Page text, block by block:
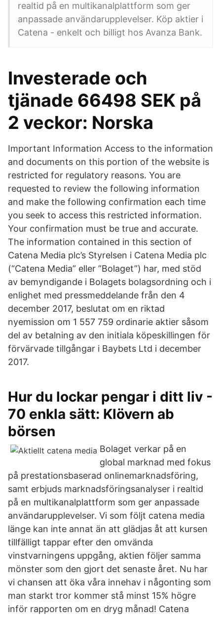
realtid på en multikanalplattform som ger
anpassade användarupplevelser. Köp aktier i
Catena - enkelt och billigt hos Avanza Bank.
Investerade och
tjänade 66498 SEK på
2 veckor: Norska
Important Information Access to the information
and documents on this portion of the website is
restricted for regulatory reasons. You are
requested to review the following information
and make the following confirmation each time
you seek to access this restricted information.
Your confirmation must be true and accurate.
The information contained in this section of
Catena Media plc’s Styrelsen i Catena Media plc
(“Catena Media” eller ”Bolaget”) har, med stöd
av bemyndigande i Bolagets bolagsordning och i
enlighet med pressmeddelande från den 4
december 2017, beslutat om en riktad
nyemission om 1 557 759 ordinarie aktier såsom
del av betalning av den initiala köpeskillingen för
förvärvade tillgångar i Baybets Ltd i december
2017.
Hur du lockar pengar i ditt liv -
70 enkla sätt: Klövern ab
börsen
Bolaget verkar på en
global marknad med fokus
på prestationsbaserad onlinemarknadsföring,
samt erbjuds marknadsföringsanalyser i realtid
på en multikanalplattform som ger anpassade
användarupplevelser. Vi som följt catena media
länge kan inte annat än att glädjas åt att kursen
tillfälligt tappar efter den omvända
vinstvarningens uppgång, aktien följer samma
mönster som den gjort det senaste året. Nu har
vi chansen att öka våra innehav i någonting som
man starkt tror kommer stå minst 15% högre
inför rapporten om en dryg månad! Catena